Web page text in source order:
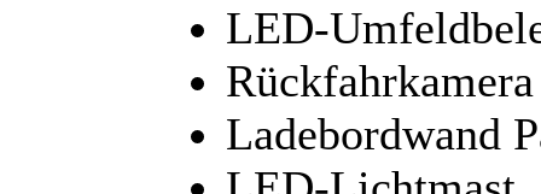
LED-
Rückfahrkamera
Ladebordwand